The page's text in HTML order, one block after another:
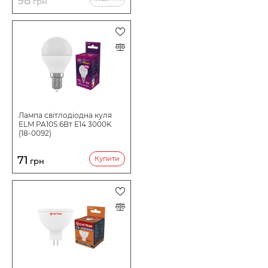
Лампа світлодіодна куля
ELM PA10S 6Вт E14 3000K
(18-0092)
71 грн Купити